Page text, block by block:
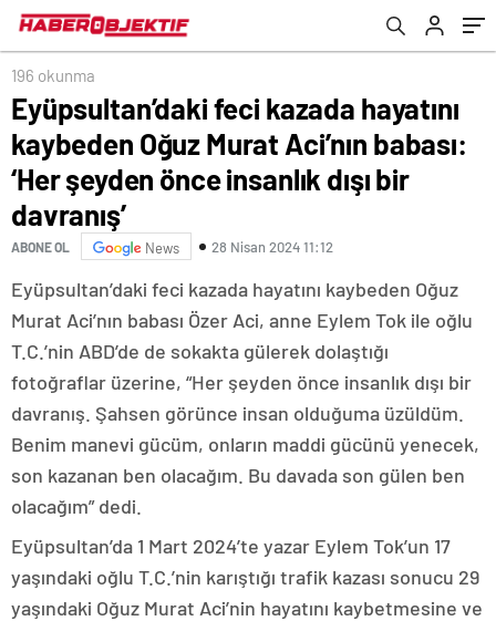
şeyden önce insanlık dışı bir davranış’
196 okunma
Eyüpsultan’daki feci kazada hayatını
kaybeden Oğuz Murat Aci’nın babası:
‘Her şeyden önce insanlık dışı bir
davranış’
ABONE OL News 28 Nisan 2024 11:12
Eyüpsultan’daki feci kazada hayatını kaybeden Oğuz
Murat Aci’nın babası Özer Aci, anne Eylem Tok ile oğlu
T.C.’nin ABD’de de sokakta gülerek dolaştığı
fotoğraflar üzerine, “Her şeyden önce insanlık dışı bir
davranış. Şahsen görünce insan olduğuma üzüldüm.
Benim manevi gücüm, onların maddi gücünü yenecek,
son kazanan ben olacağım. Bu davada son gülen ben
olacağım” dedi.
Eyüpsultan’da 1 Mart 2024’te yazar Eylem Tok’un 17
yaşındaki oğlu T.C.’nin karıştığı trafik kazası sonucu 29
yaşındaki Oğuz Murat Aci’nin hayatını kaybetmesine ve